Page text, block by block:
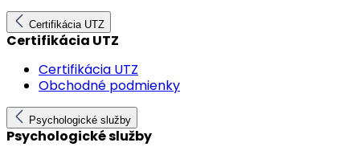
Certifikácia UTZ
Certifikácia UTZ
Certifikácia UTZ
Obchodné podmienky
Psychologické služby
Psychologické služby